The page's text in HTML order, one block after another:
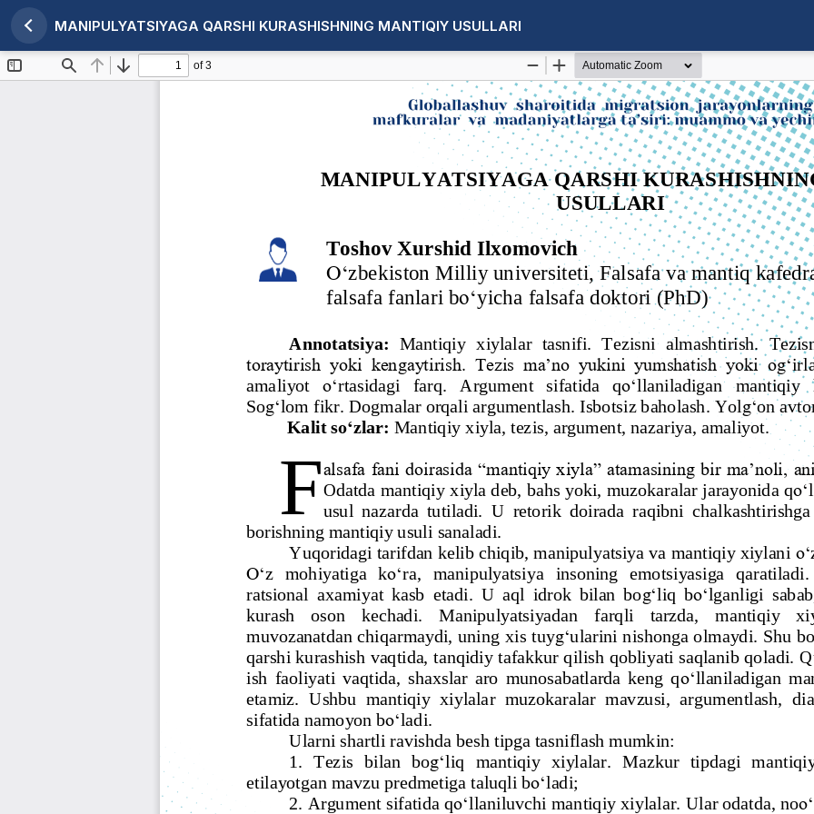
Maqola tafsilotlariga qaytish
MANIPULYATSIYAGA QARSHI KURASHISHNING MANTIQIY USULLARI